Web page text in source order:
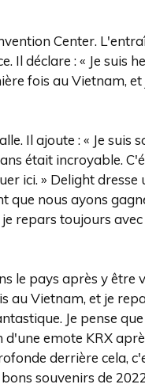
Center.
déclare : « Je suis
fois au Vietnam,
Il ajoute : « Je suis
était incroyable.
ici. » Delight
que nous ayons
repars toujours
le pays après y être
au Vietnam, et je
Je pense
emote KRX
derrière cela,
souvenirs de